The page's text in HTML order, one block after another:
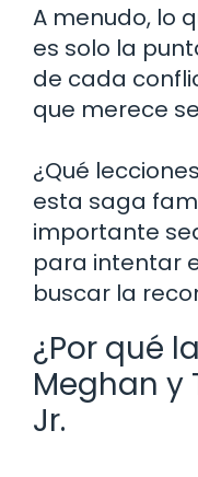
A menudo, lo
es solo la
de cada
que merece
¿Qué
esta saga
importante
para intentar
buscar la
¿Por qué
Meghan y
Jr.